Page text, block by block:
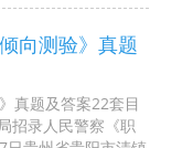
向测验》真题
真题及答案22套目
招录人民警察《职